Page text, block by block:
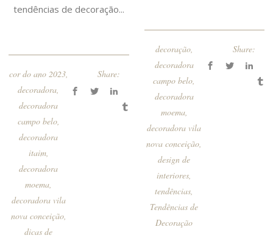
tendências de decoração...
cor do ano 2023,
decoradora,
decoradora
campo belo,
decoradora
itaim,
decoradora
moema,
decoradora vila
nova conceição,
dicas de
Share:
decoração,
decoradora
campo belo,
decoradora
moema,
decoradora vila
nova conceição,
design de
interiores,
tendências,
Tendências de
Decoração
Share: